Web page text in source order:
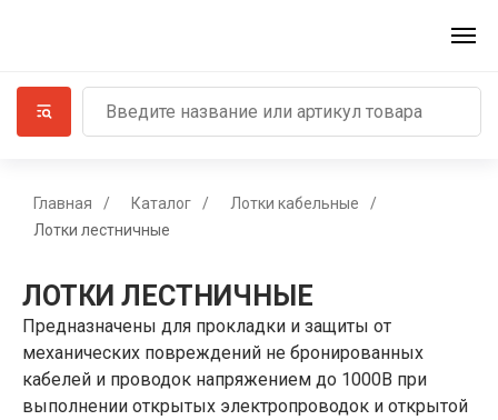
Главная / Каталог / Лотки кабельные
/
Лотки лестничные
ЛОТКИ ЛЕСТНИЧНЫЕ
Предназначены для прокладки и защиты от
механических повреждений не бронированных
кабелей и проводок напряжением до 1000B при
выполнении открытых электропроводок и открытой